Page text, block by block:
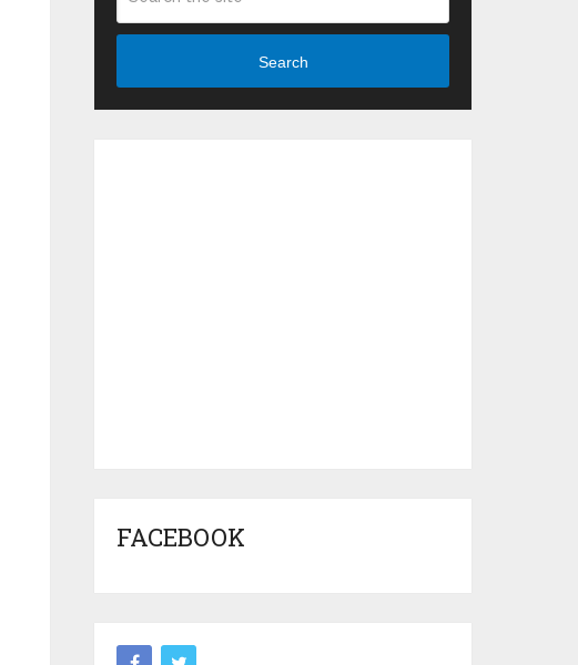
Search
FACEBOOK